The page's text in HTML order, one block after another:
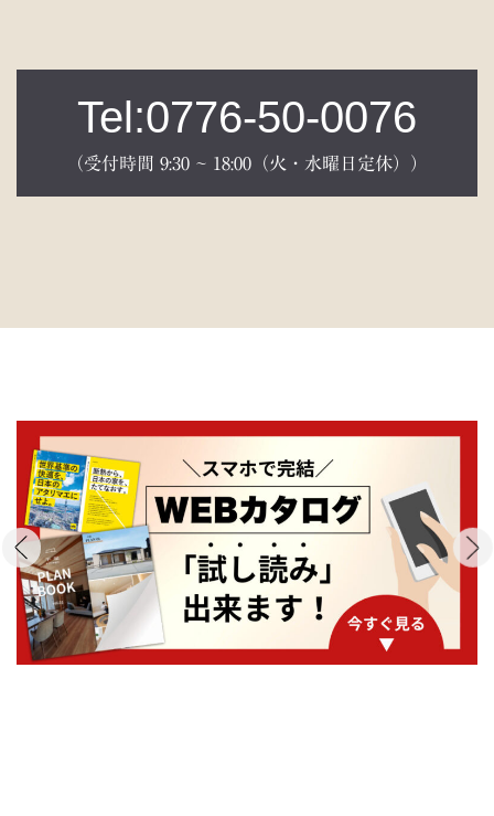
Tel:0776-50-0076
（受付時間 9:30 ~ 18:00（火・水曜日定休））